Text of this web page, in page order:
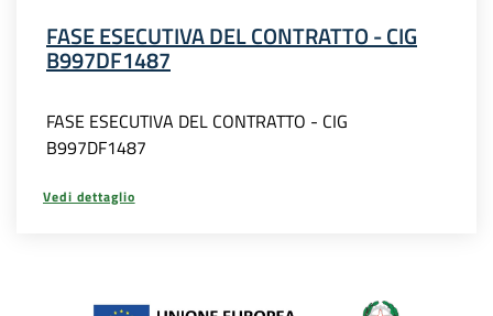
FASE ESECUTIVA DEL CONTRATTO - CIG
B997DF1487
FASE ESECUTIVA DEL CONTRATTO - CIG
B997DF1487
Vedi dettaglio